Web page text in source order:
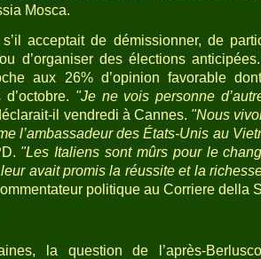
Mosca.
acceptait de démissionner, de
d’organiser des élections
aux 26% d’opinion favorable
"Je ne vois personne
il vendredi à Cannes. "Nous
l’ambassadeur des États-Unis au
"Les Italiens sont mûrs pour le
avait promis la réussite et la
politique au Corriere della
la question de l’après-